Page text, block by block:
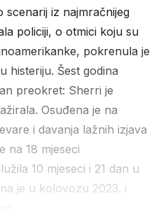
scenarij iz najmračnijeg
policiji, o otmici koju su
pokrenula je
histeriju. Šest godina
preokret: Sherri je
Osuđena je na
i davanja lažnih izjava
na 18 mjeseci
10 mjeseci i 21 dan u
je u kolovozu 2023. i